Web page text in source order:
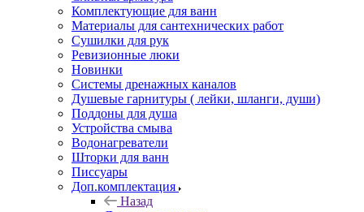
Комплектующие для ванн
Материалы для сантехнических работ
Сушилки для рук
Ревизионные люки
Новинки
Системы дренажных каналов
Душевые гарнитуры ( лейки, шланги, души)
Поддоны для душа
Устройства смыва
Водонагреватели
Шторки для ванн
Писсуары
Доп.комплектация
Назад